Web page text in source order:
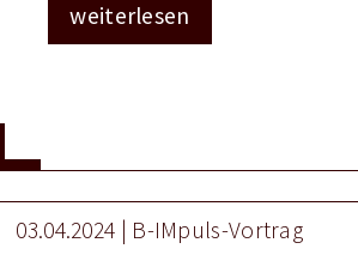
weiterlesen
03.04.2024 | B-IMpuls-Vortrag